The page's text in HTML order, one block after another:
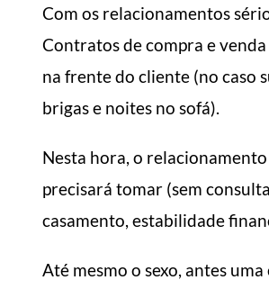
Com os relacionamentos
Contratos de compra e
na frente do cliente (no caso
brigas e noites no sofá).
Nesta hora, o
precisará tomar (sem
casamento, estabilidade
Até mesmo o sexo, antes